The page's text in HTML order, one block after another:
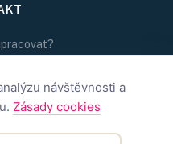
návštěvnosti a
Zásady cookies